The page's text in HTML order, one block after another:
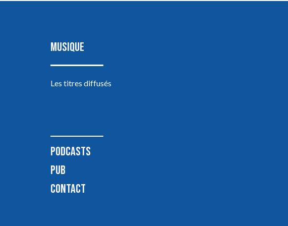
MUSIQUE
Les titres diffusés
PODCASTS
PUB
CONTACT